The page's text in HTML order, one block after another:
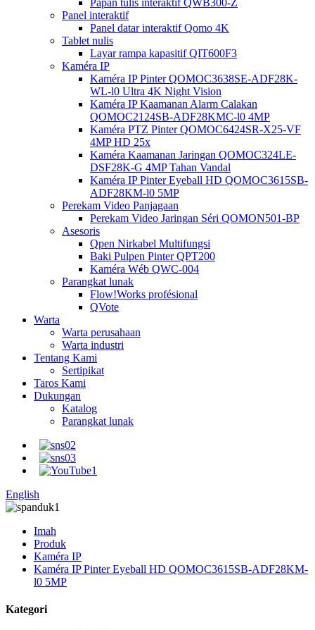
Papan tulis interaktif QWB300-Z
Panel interaktif
Panel datar interaktif Qomo 4K
Tablet nulis
Layar rampa kapasitif QIT600F3
Kaméra IP
Kaméra IP Pinter QOMOC3638SE-ADF28K-
WL-l0 ​​Ultra 4K Night Vision
Kaméra IP Kaamanan Alarm Calakan
QOMOC2124SB-ADF28KMC-l0 4MP
Kaméra PTZ Pinter QOMOC6424SR-X25-VF
4MP HD 25x
Kaméra Kaamanan Jaringan QOMOC324LE-
DSF28K-G 4MP Tahan Vandal
Kaméra IP Pinter Eyeball HD QOMOC3615SB-
ADF28KM-l0 5MP
Perekam Video Panjagaan
Perekam Video Jaringan Séri QOMON501-BP
Asesoris
Qpen Nirkabel Multifungsi
Baki Pulpen Pinter QPT200
Kaméra Wéb QWC-004
Parangkat lunak
Flow!Works profésional
QVote
Warta
Warta perusahaan
Warta industri
Tentang Kami
Sertipikat
Taros Kami
Dukungan
Katalog
Parangkat lunak
English
Imah
Produk
Kaméra IP
Kaméra IP Pinter Eyeball HD QOMOC3615SB-ADF28KM-
l0 5MP
Kategori